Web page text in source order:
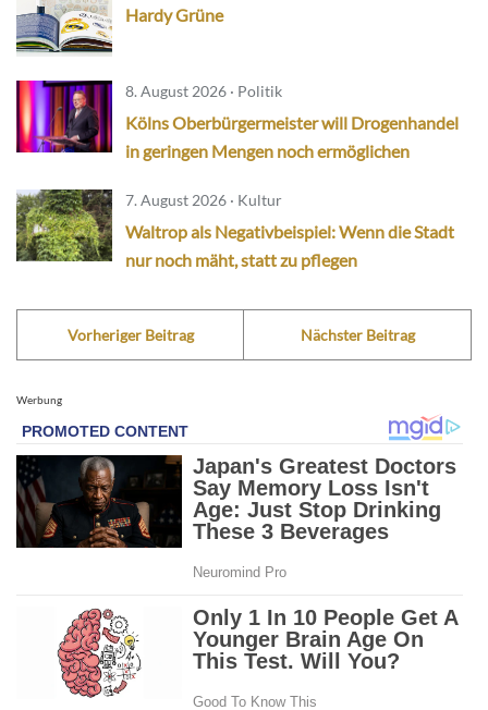
Hardy Grüne
8. August 2026 · Politik
Kölns Oberbürgermeister will Drogenhandel
in geringen Mengen noch ermöglichen
7. August 2026 · Kultur
Waltrop als Negativbeispiel: Wenn die Stadt
nur noch mäht, statt zu pflegen
Vorheriger Beitrag Nächster Beitrag
Werbung